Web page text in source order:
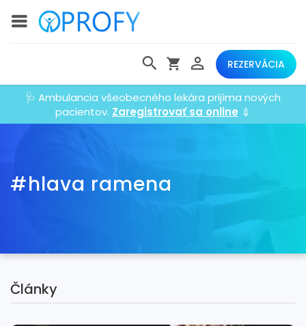
REZERVÁCIA
🩺 Ambulancia všeobecného lekára prijíma nových
pacientov. Zaregistrovať sa online 💉
#hlava ramena
Články